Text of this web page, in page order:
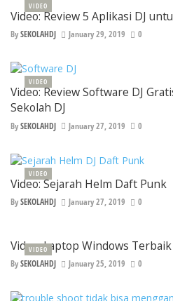
Video: Review 5 Aplikasi DJ
BySEKOLAHDJ January 29, 2019 0
VIDEO
Video: Review Software DJ
Sekolah DJ
BySEKOLAHDJ January 27, 2019 0
VIDEO
Video: Sejarah Helm Daft Punk
BySEKOLAHDJ January 27, 2019 0
VIDEO
Video: Laptop Windows
BySEKOLAHDJ January 25, 2019 0
VIDEO